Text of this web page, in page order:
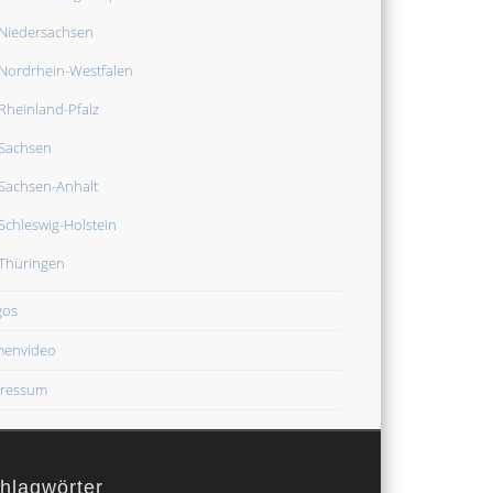
Niedersachsen
Nordrhein-Westfalen
Rheinland-Pfalz
Sachsen
Sachsen-Anhalt
Schleswig-Holstein